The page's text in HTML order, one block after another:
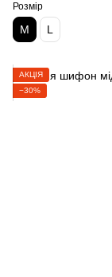
Розмір
M L
АКЦІЯ
−30%